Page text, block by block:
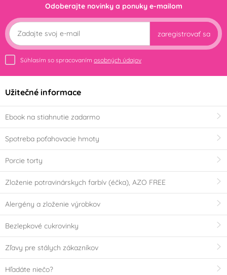
Odoberajte novinky a ponuky e-mailom
zaregistrovať sa
Súhlasím so spracovaním osobných údajov
Užitečné informace
Ebook na stiahnutie zadarmo
Spotreba poťahovacie hmoty
Porcie torty
Zloženie potravinárskych farbív (éčka), AZO FREE
Alergény a zloženie výrobkov
Bezlepkové cukrovinky
Zľavy pre stálych zákazníkov
Hľadáte niečo?